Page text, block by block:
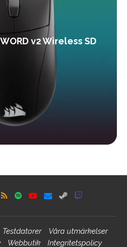
v2 Wireless SD
Testdatorer
Våra utmärkelser
Webbutik Integritetspolicy